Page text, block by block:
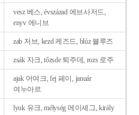
vesz 베스, évszázad 에브사저드,
enyv 에니브
zab 저브, kezd 케즈드, blúz 블루즈
zsák 자크, tőzsde 퇴주데, rozs 로주
ajak 어여크, fej 페이, január
여누아르
lyuk 유크, mélység 메이셰그, király